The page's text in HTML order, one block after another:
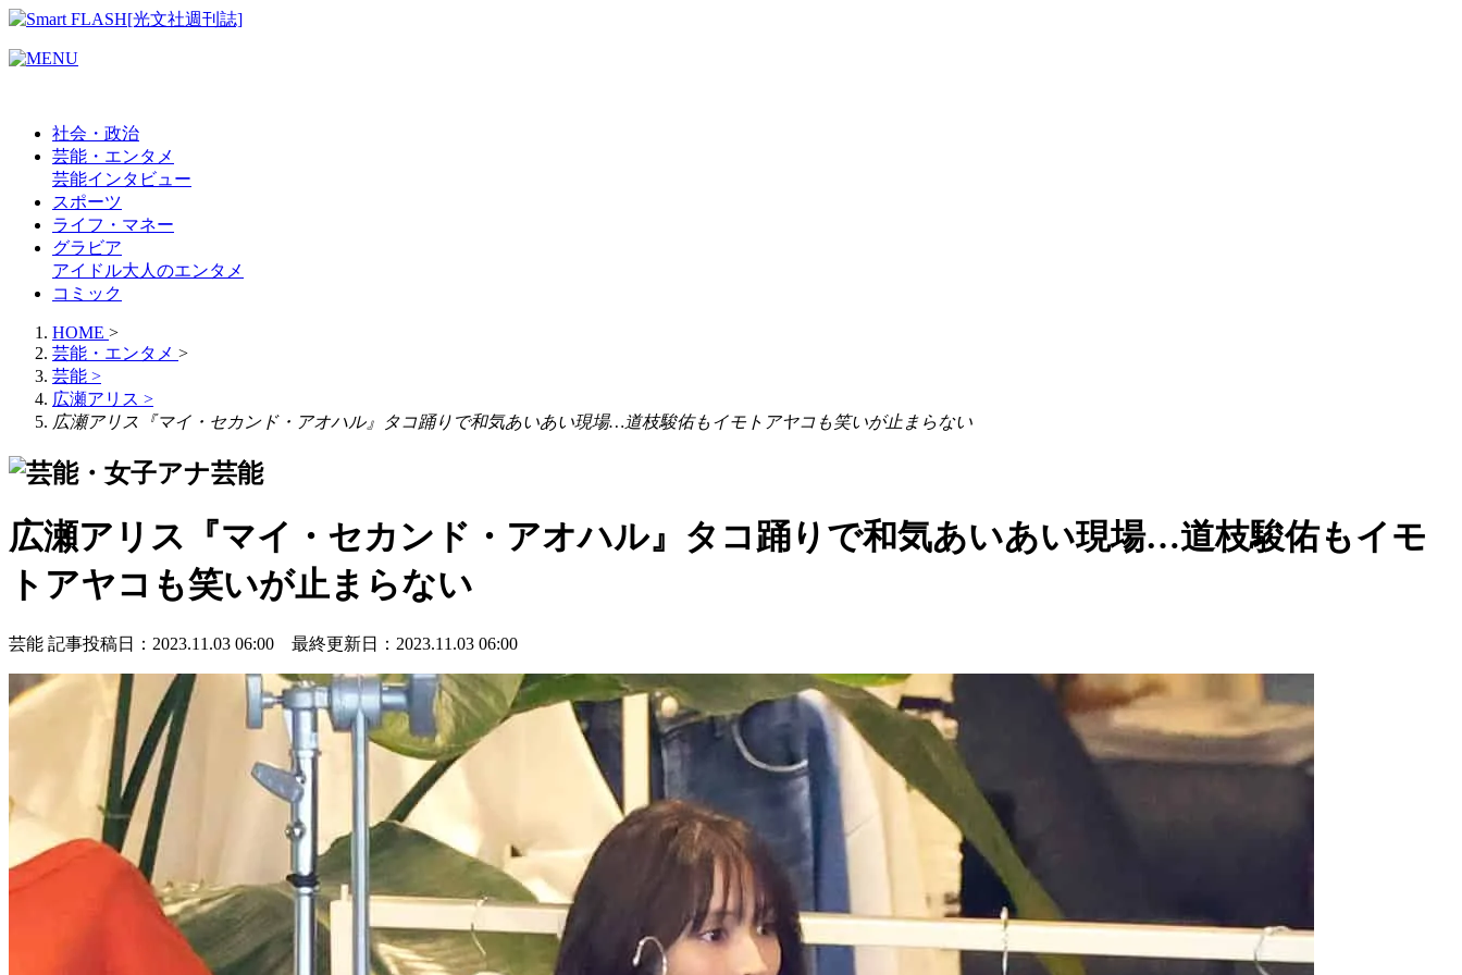
社会・政治
芸能・エンタメ
芸能インタビュー
スポーツ
ライフ・マネー
グラビア
アイドル大人のエンタメ
コミック
HOME >
芸能・エンタメ >
芸能 >
広瀬アリス >
広瀬アリス『マイ・セカンド・アオハル』タコ踊りで和気あいあい現場…道枝駿佑もイモトアヤコも笑いが止まらない
芸能
広瀬アリス『マイ・セカンド・アオハル』タコ踊りで和気あいあい現場…道枝駿佑もイモ
トアヤコも笑いが止まらない
芸能 記事投稿日：2023.11.03 06:00 最終更新日：2023.11.03 06:00